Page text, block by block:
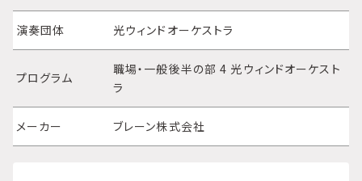
演奏団体 光ウィンドオーケストラ
プログラム
職場・一般後半の部 4 光ウィンドオーケスト
ラ
メーカー ブレーン株式会社